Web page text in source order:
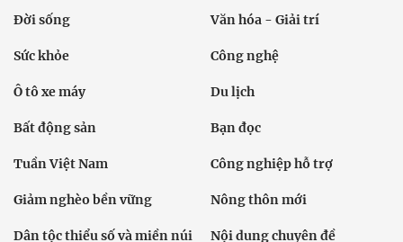
Đời sống Văn hóa - Giải trí
Sức khỏe Công nghệ
Ô tô xe máy Du lịch
Bất động sản Bạn đọc
Tuần Việt Nam Công nghiệp hỗ trợ
Giảm nghèo bền vững Nông thôn mới
Dân tộc thiểu số và miền núi Nội dung chuyên đề